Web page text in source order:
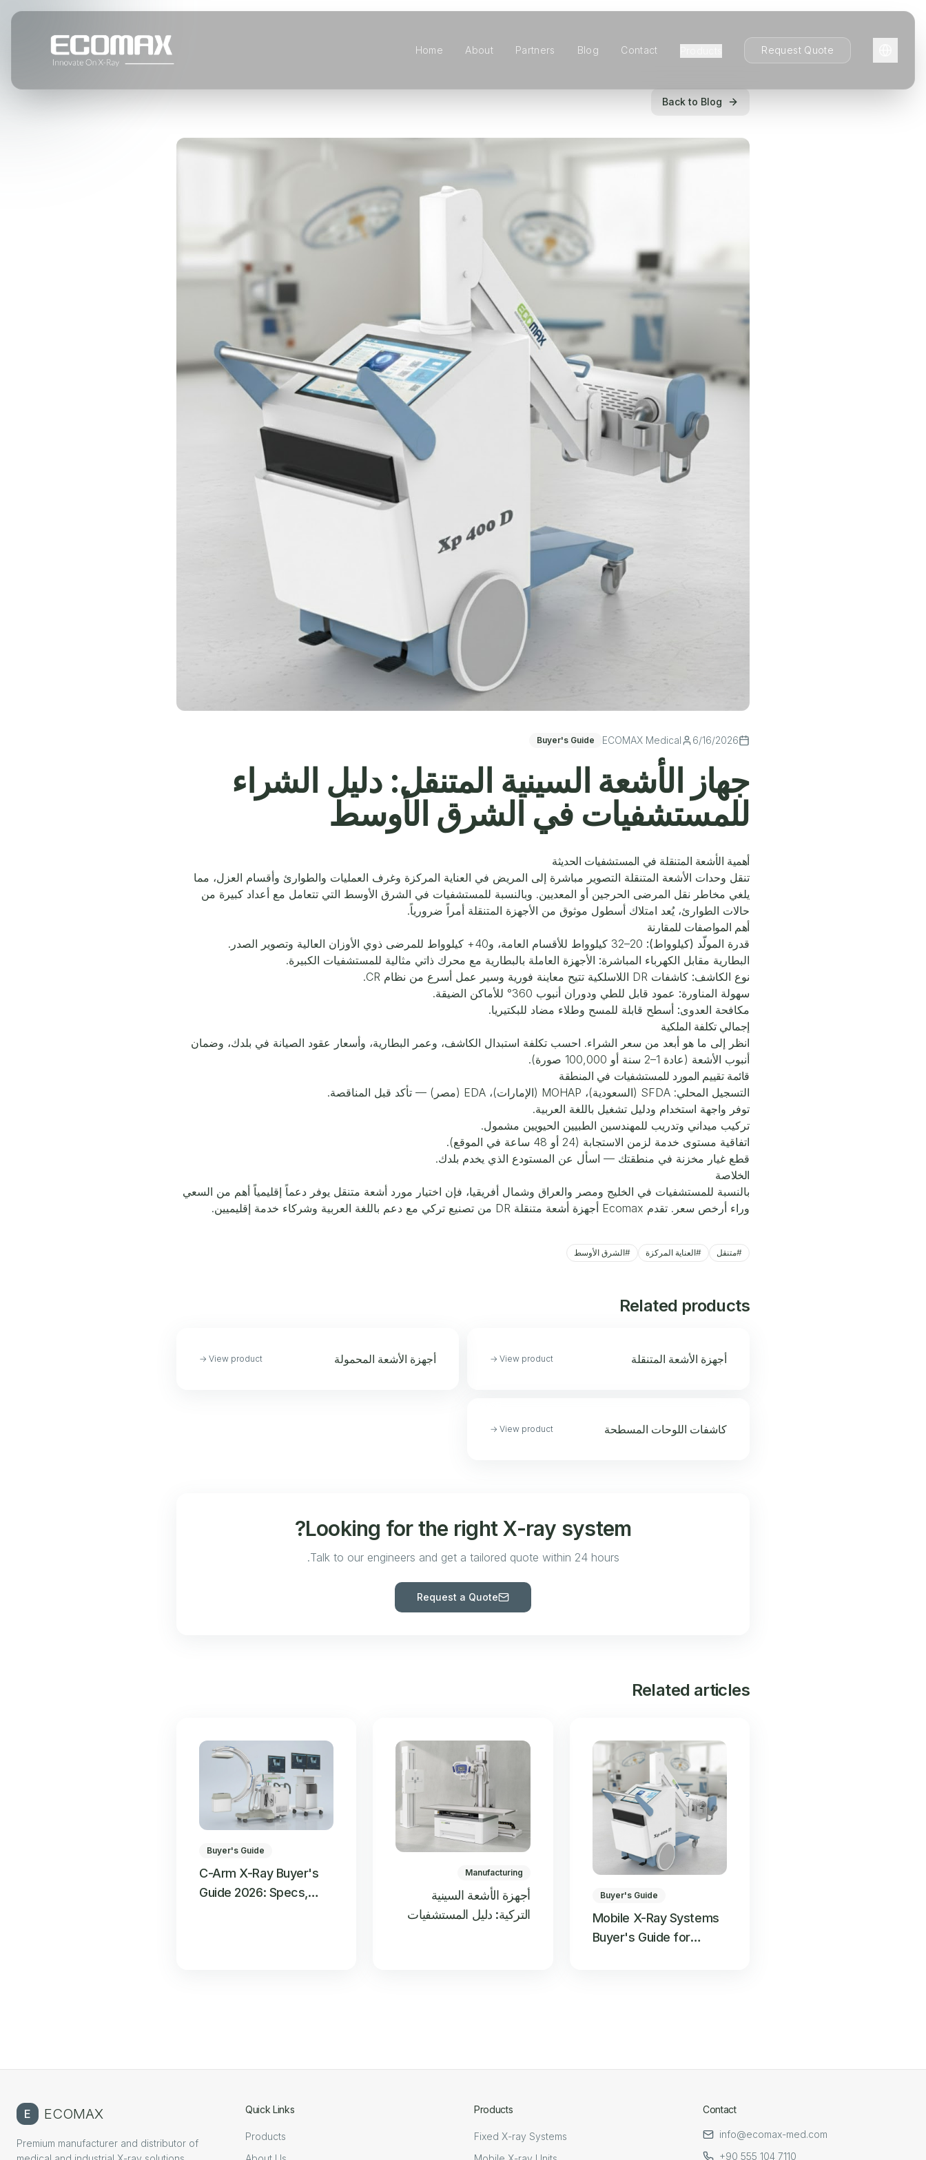
Home About Partners Blog Contact Request Quote
Back to Blog
6/16/2026
ECOMAX Medical
Buyer's Guide
جهاز الأشعة السينية المتنقل: دليل الشراء
للمستشفيات في الشرق الأوسط
أهمية الأشعة المتنقلة في المستشفيات الحديثة
تنقل وحدات الأشعة المتنقلة التصوير مباشرة إلى المريض في العناية المركزة وغرف العمليات والطوارئ وأقسام العزل، مما
يلغي مخاطر نقل المرضى الحرجين أو المعديين. وبالنسبة للمستشفيات في الشرق الأوسط التي تتعامل مع أعداد كبيرة من
حالات الطوارئ، يُعد امتلاك أسطول موثوق من الأجهزة المتنقلة أمراً ضرورياً.
أهم المواصفات للمقارنة
قدرة المولّد (كيلوواط):
البطارية مقابل الكهرباء المباشرة: الأجهزة العاملة بالبطارية مع محرك ذاتي مثالية للمستشفيات الكبيرة.
نوع الكاشف: كاشفات DR اللاسلكية تتيح معاينة فورية وسير عمل أسرع من نظام CR.
سهولة المناورة: عمود قابل للطي ودوران أنبوب 360° للأماكن الضيقة.
مكافحة العدوى: أسطح قابلة للمسح وطلاء مضاد للبكتيريا.
إجمالي تكلفة الملكية
انظر إلى ما هو أبعد من سعر الشراء. احسب تكلفة استبدال الكاشف، وعمر البطارية، وأسعار عقود الصيانة في بلدك، وضمان
أنبوب الأشعة (عادة 1–2 سنة أو 100,000 صورة).
قائمة تقييم المورد للمستشفيات في المنطقة
التسجيل المحلي: SFDA (السعودية)، MOHAP (الإمارات)، EDA (مصر) — تأكد قبل المناقصة.
توفر واجهة استخدام ودليل تشغيل باللغة العربية.
تركيب ميداني وتدريب للمهندسين الطبيين الحيويين مشمول.
اتفاقية مستوى خدمة لزمن الاستجابة (24 أو 48 ساعة في الموقع).
قطع غيار مخزنة في منطقتك — اسأل عن المستودع الذي يخدم بلدك.
الخلاصة
بالنسبة للمستشفيات في الخليج ومصر والعراق وشمال أفريقيا، فإن اختيار مورد أشعة متنقل يوفر دعماً إقليمياً أهم من السعي
وراء أرخص سعر. تقدم Ecomax أجهزة أشعة متنقلة DR من تصنيع تركي مع دعم باللغة العربية وشركاء خدمة إقليميين.
#متنقل #العناية المركزة #الشرق الأوسط
Related products
أجهزة الأشعة المتنقلة View product
→ أجهزة الأشعة المحمولة View product
→
كاشفات اللوحات المسطحة View product
→
Looking for the right X-ray system?
Talk to our engineers and get a tailored quote within 24 hours.
Request a Quote
Related articles
Buyer's Guide
Mobile X-Ray Systems
Buyer's Guide for
Manufacturing
أجهزة الأشعة السينية
التركية: دليل المستشفيات
Buyer's Guide
C-Arm X-Ray Buyer's
Guide 2026: Specs,
E ECOMAX
Premium manufacturer and distributor of
Quick Links
Products
Products
Fixed X-ray Systems
Contact
info@ecomax-med.com
+90 555 104 7110